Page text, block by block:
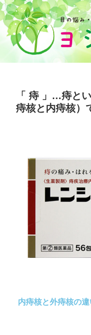
「 痔 」…痔と
痔核と内痔核）
内痔核と外痔核の違